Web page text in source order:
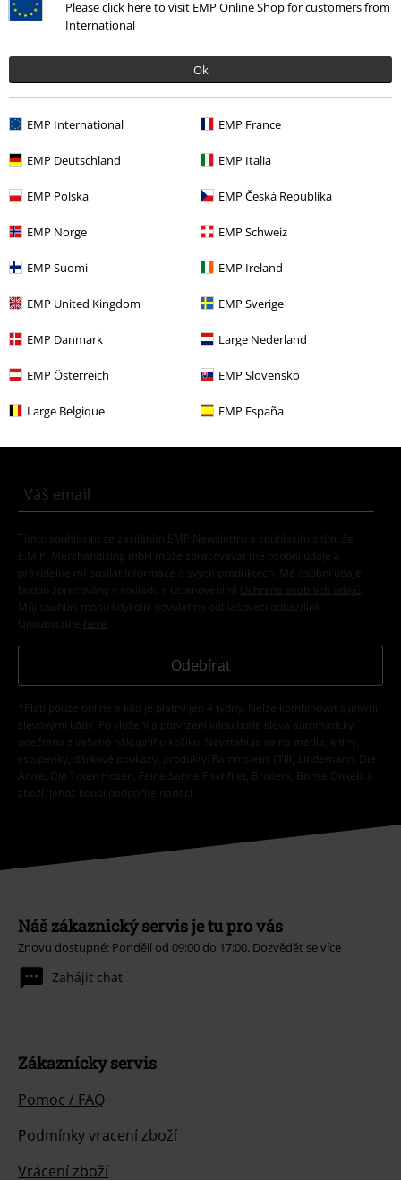
Please click here to visit EMP Online Shop for customers from
International
Ok
EMP International EMP France
EMP Deutschland EMP Italia
EMP Polska EMP Česká Republika
EMP Norge EMP Schweiz
EMP Suomi EMP Ireland
EMP United Kingdom EMP Sverige
EMP Danmark Large Nederland
EMP Österreich EMP Slovensko
Large Belgique EMP España
More categories. More options.
Novinky Oblečení Mikiny
Ženy Oblečení Svetry & Kardigany Svetry
Ženy Oblečení Svetry & Kardigany Mikiny
Zábava
Oblečení Svetry & mikiny
E-Mail Newsletter
Získejte 20% slevový poukaz, když se přihlásíte
Tímto souhlasím se zasíláním EMP Newslettru a souhlasím s tím, že
E.M.P. Merchandising mbH může zpracovávat mé osobní údaje a
pravidelně mi posílat informace o svých produktech. Mé osobní údaje
budou zpracovány v souladu s ustanoveními
Ochrana osobních údajů
Můj souhlas mohu kdykoliv odvolat na odhlašovací odkaz/link.
Unsubscribe here
Odebírat
*Platí pouze online a kód je platný jen 4 týdny. Nelze kombinovat s jinými
slevovými kódy. Po vložení a potvrzení kódu bude sleva automaticky
odečtena z vašeho nákupního košíku. Nevztahuje se na média, knihy,
vstupenky, dárkové poukazy, produkty: Rammstein, (Till) Lindemann, Die
Ärzte, Die Toten Hosen, Feine Sahne Fischfilet, Broilers, Böhse Onkelz a
zboží, jehož koupí podpoříte nadaci.
Náš zákaznický servis je tu pro vás
Znovu dostupné: Pondělí od 09:00 do 17:00. Dozvědět se více
Zahájit chat
Zákaznícky servis
Pomoc / FAQ
Podmínky vracení zboží
Vrácení zboží